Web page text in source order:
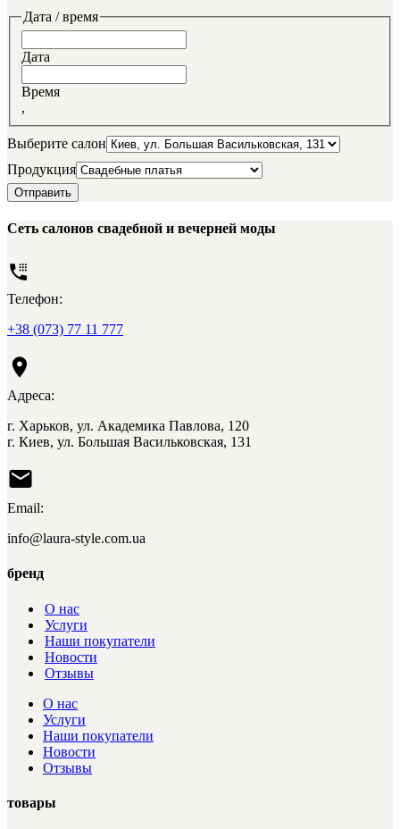
Дата / время
Дата
Время
,
Выберите салон
Продукция
Отправить
Сеть салонов свадебной и вечерней моды
Телефон:
+38 (073) 77 11 777
Адреса:
г. Харьков, ул. Академика Павлова, 120
г. Киев, ул. Большая Васильковская, 131
Email:
info@laura-style.com.ua
бренд
О нас
Услуги
Наши покупатели
Новости
Отзывы
О нас
Услуги
Наши покупатели
Новости
Отзывы
товары